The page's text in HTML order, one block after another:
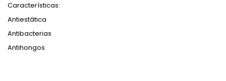
Características:
Antiestática
Antibacterias
Antihongos